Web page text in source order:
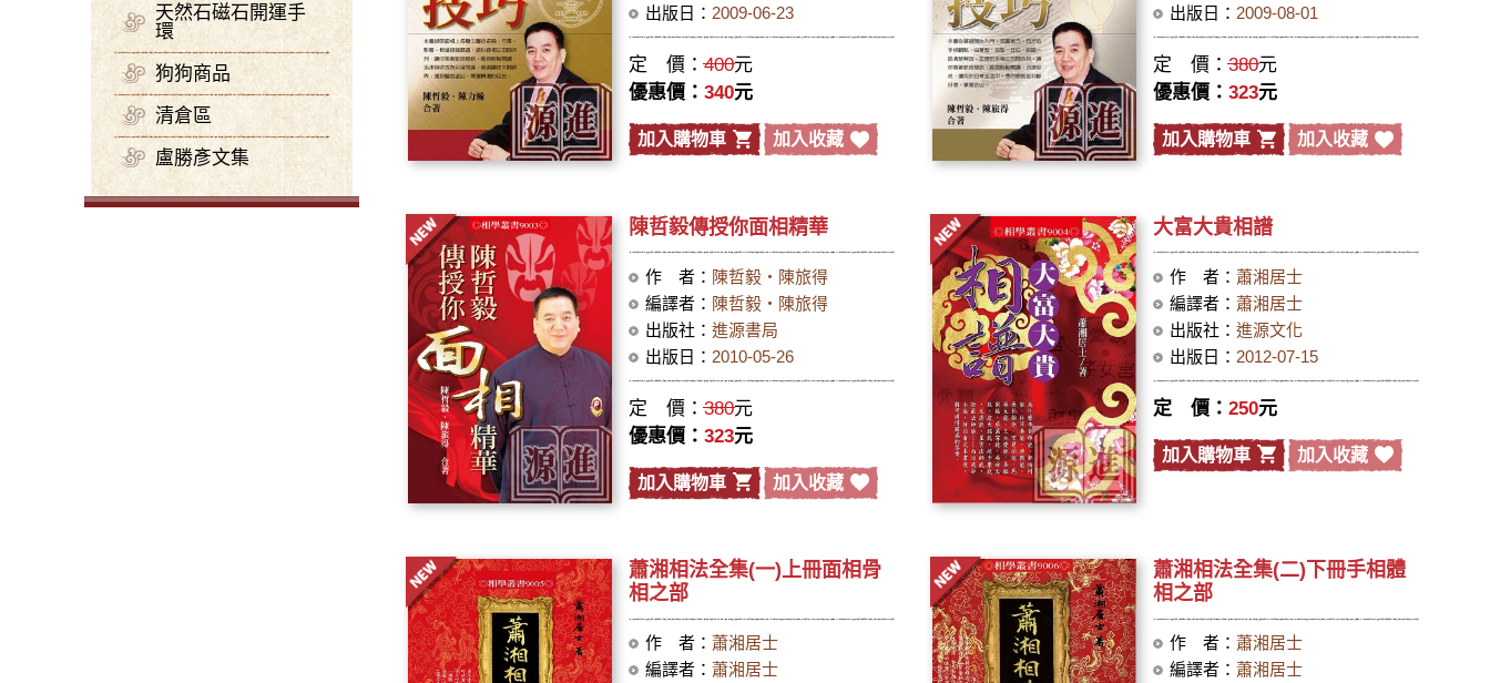
天然石磁石開運手
環
狗狗商品
清倉區
盧勝彥文集
出版日： 2009-06-23
定 價：400元
優惠價：340元
加入購物車 加入收藏
出版日： 2009-08-01
定 價：380元
優惠價：323元
加入購物車 加入收藏
陳哲毅傳授你面相精華
作 者： 陳哲毅‧陳旅得
編譯者： 陳哲毅‧陳旅得
出版社： 進源書局
出版日： 2010-05-26
定 價：380元
優惠價：323元
加入購物車 加入收藏
大富大貴相譜
作 者： 蕭湘居士
編譯者： 蕭湘居士
出版社： 進源文化
出版日： 2012-07-15
定 價：250元
加入購物車 加入收藏
蕭湘相法全集(一)上冊面相骨
相之部
作 者： 蕭湘居士
編譯者： 蕭湘居士
蕭湘相法全集(二)下冊手相體
相之部
作 者： 蕭湘居士
編譯者： 蕭湘居士